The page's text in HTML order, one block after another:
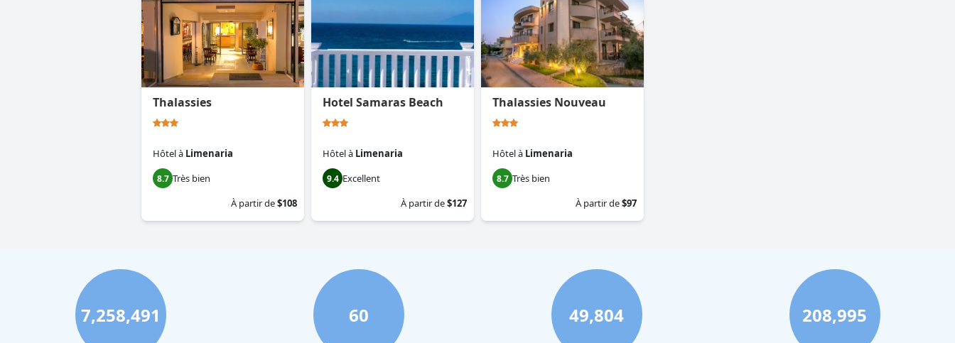
Thalassies
Hôtelà Limenaria
8.7 Très bien
À partir de$108
Hotel Samaras Beach
Hôtelà Limenaria
9.4 Excellent
À partir de$127
Thalassies Nouveau
Hôtelà Limenaria
8.7 Très bien
À partir de$97
7,258,491 60 49,804 208,995